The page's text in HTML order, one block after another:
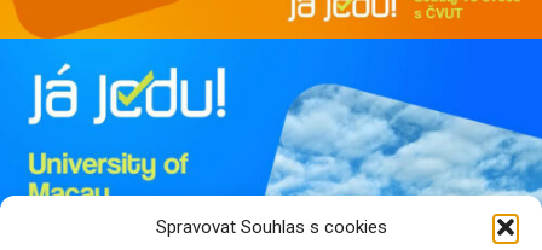
Spravovat Souhlas s cookies